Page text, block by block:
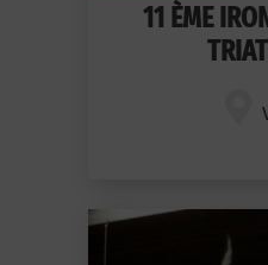
11 ÈME